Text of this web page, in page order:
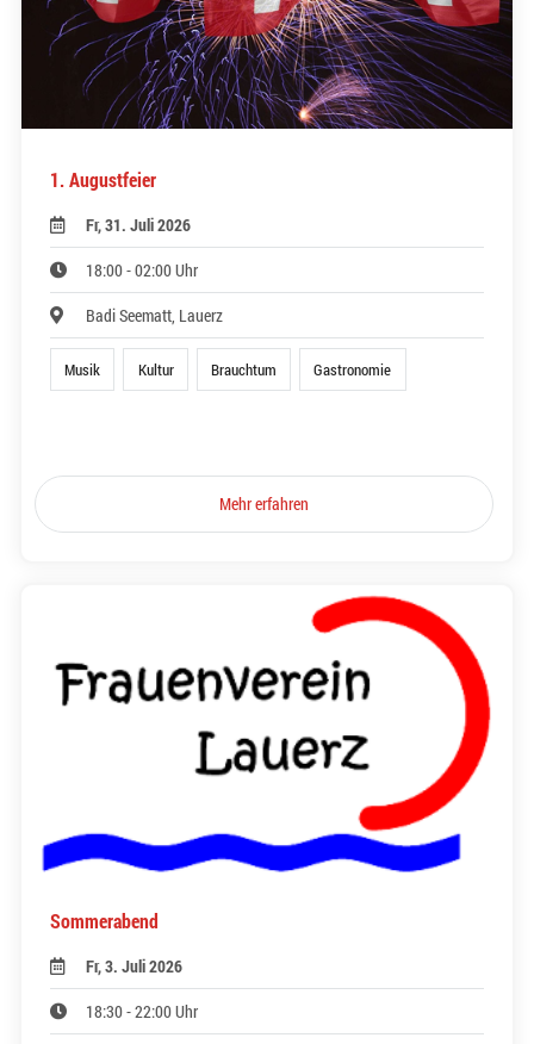
1. Augustfeier
Fr, 31. Juli 2026
18:00 - 02:00 Uhr
Badi Seematt, Lauerz
Musik Kultur Brauchtum Gastronomie
Mehr erfahren
Sommerabend
Fr, 3. Juli 2026
18:30 - 22:00 Uhr